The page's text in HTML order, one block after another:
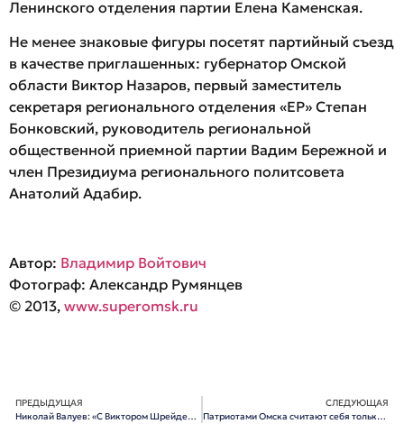
Ленинского отделения партии Елена Каменская.
Не менее знаковые фигуры посетят партийный съезд
в качестве приглашенных: губернатор Омской
области Виктор Назаров, первый заместитель
секретаря регионального отделения «ЕР» Степан
Бонковский, руководитель региональной
общественной приемной партии Вадим Бережной и
член Президиума регионального политсовета
Анатолий Адабир.
Автор: Владимир Войтович
Фотограф: Александр Румянцев
© 2013, www.superomsk.ru
ПРЕДЫДУЩАЯ
Николай Валуев: «С Виктором Шрейдером не общаемся, но всегда здороваемся»
СЛЕДУЮЩАЯ
Патриотами Омска считают себя только 10% горожан